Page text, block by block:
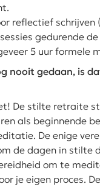
reflectief schrijven
gedurende
5 uur formele
nooit gedaan, is
De stilte retraite
als beginnende
De enige
de dagen in stilte
om te
je eigen proces.